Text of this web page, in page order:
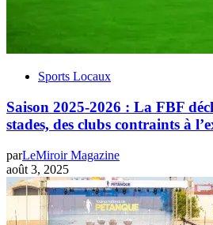
Sports Locaux
Saison 2025-2026 : La FBF
stades, des clubs contraints à
parLeMiroir Magazine
août 3, 2025